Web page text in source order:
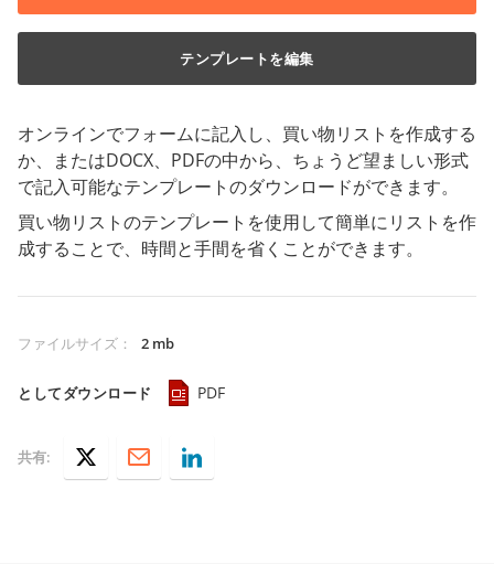
オンラインでフォームに記入し、買い物リストを作成する
か、またはDOCX、PDFの中から、ちょうど望ましい形式
で記入可能なテンプレートのダウンロードができます。
買い物リストのテンプレートを使用して簡単にリストを作
成することで、時間と手間を省くことができます。
ファイルサイズ ： 2 mb
としてダウンロード PDF
テンプレートを編集
共有: